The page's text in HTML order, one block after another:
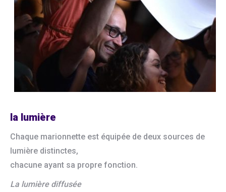
la lumière
​Chaque marionnette est équipée de deux sources de
lumière distinctes,
chacune ayant sa propre fonction.
La lumière diffusée